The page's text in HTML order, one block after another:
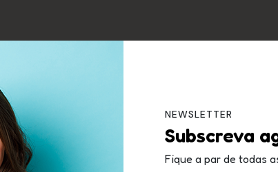
Nuxe Sun Oleo Bronz Spf 10 150mL
que protege o rosto e o corpo dos raios solares. O
NEWSLETTER
Subscreva
Fique a par de todas